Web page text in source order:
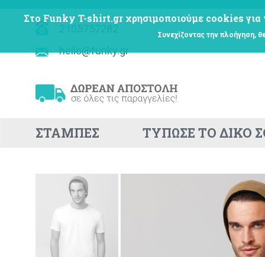
Στο Funky T-shirt.gr χρησιμοποιούμε cookies για
Συνεχίζοντας την πλοήγηση,
hello@funky.gr
ΣΤΑΜΠΕΣ ΤΥΠΩΣΕ ΤΟ ΔΙΚΟ